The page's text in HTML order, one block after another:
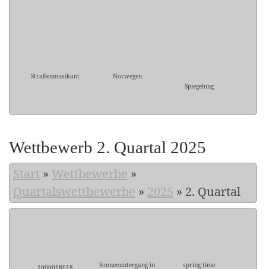
Straßenmusikant
Norwegen
Spiegelung
Wettbewerb 2. Quartal 2025
Start » Wettbewerbe »
Quartalswettbewerbe » 2025 » 2. Quartal
1000018618 Sonnenuntergang in spring time